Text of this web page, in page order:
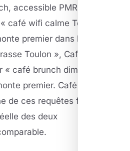
accessible PMR, calme,
café wifi calme Toulon
premier dans le Pack
Toulon », Café B
« café brunch dimanche
premier. Café A
de ces requêtes filtrées —
des deux